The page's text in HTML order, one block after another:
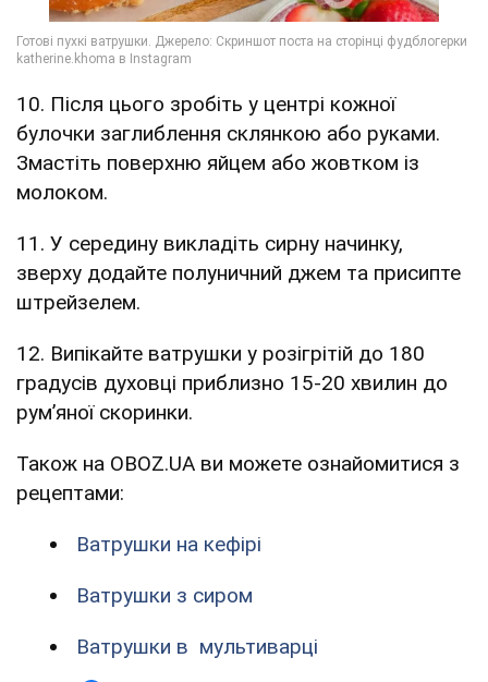
10. Після цього зробіть у центрі кожної
булочки заглиблення склянкою або руками.
Змастіть поверхню яйцем або жовтком із
молоком.
11. У середину викладіть сирну начинку,
зверху додайте полуничний джем та присипте
штрейзелем.
12. Випікайте ватрушки у розігрітій до 180
градусів духовці приблизно 15-20 хвилин до
рум’яної скоринки.
Також на OBOZ.UA ви можете ознайомитися з
рецептами:
Ватрушки на кефірі
Ватрушки з сиром
Ватрушки в мультиварці